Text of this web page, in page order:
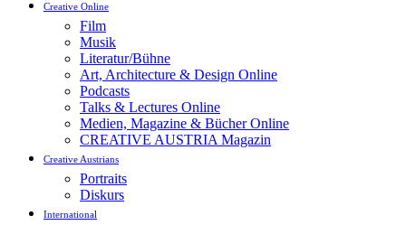
Creative Online
Film
Musik
Literatur/Bühne
Art, Architecture & Design Online
Podcasts
Talks & Lectures Online
Medien, Magazine & Bücher Online
CREATIVE AUSTRIA Magazin
Creative Austrians
Portraits
Diskurs
International